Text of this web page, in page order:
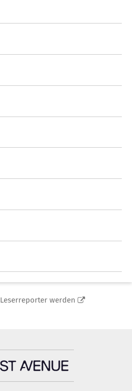
Leserreporter werden